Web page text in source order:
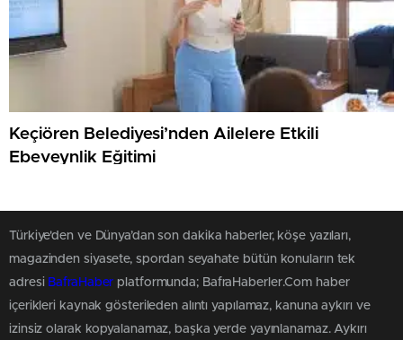
Keçiören Belediyesi’nden Ailelere Etkili
Ebeveynlik Eğitimi
Türkiye'den ve Dünya’dan son dakika haberler, köşe yazıları,
magazinden siyasete, spordan seyahate bütün konuların tek
adresi BafraHaber platformunda; BafraHaberler.Com haber
içerikleri kaynak gösterileden alıntı yapılamaz, kanuna aykırı ve
izinsiz olarak kopyalanamaz, başka yerde yayınlanamaz. Aykırı